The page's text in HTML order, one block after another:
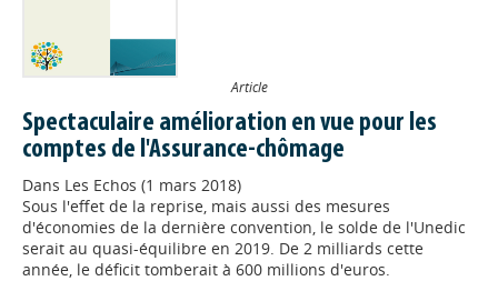
Article
Spectaculaire amélioration en vue pour les
comptes de l'Assurance-chômage
Dans Les Echos (1 mars 2018)
Sous l'effet de la reprise, mais aussi des mesures
d'économies de la dernière convention, le solde de l'Unedic
serait au quasi-équilibre en 2019. De 2 milliards cette
année, le déficit tomberait à 600 millions d'euros.